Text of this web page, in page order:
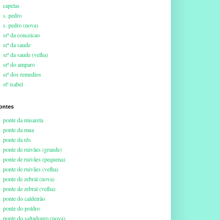
capelas
s. pedro
s. pedro (nova)
srª da conceicao
srª da saude
srª da saude (velha)
srª do amparo
srª dos remedios
stª isabel
ponte da misarela
ponte da mua
ponte da rês
ponte de ruivães (grande)
ponte de ruivães (pequena)
ponte de ruivães (velha)
ponte de zebral (nova)
ponte de zebral (velha)
ponte do caldeirão
ponte do poldro
ponte do saltadouro (nova)